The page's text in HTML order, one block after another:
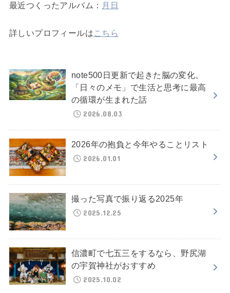
最近つくったアルバム： 月日
詳しいプロフィールはこちら
note500日更新で起きた脳の変化。
「日々のメモ」で生活と思考に最高
の循環が生まれた話
2026.08.03
2026年の抱負と今年やることリスト
2026.01.01
撮った写真で振り返る2025年
2025.12.25
信濃町で七五三をするなら、野尻湖
の宇賀神社がおすすめ
2025.10.02